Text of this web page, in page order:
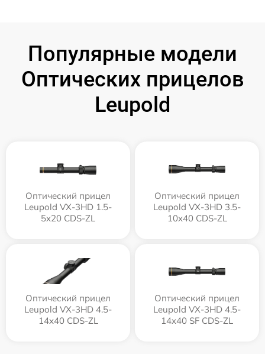
Популярные модели
Оптических прицелов
Leupold
Оптический прицел
Leupold VX-3HD 1.5-
5x20 CDS-ZL
Оптический прицел
Leupold VX-3HD 3.5-
10x40 CDS-ZL
Оптический прицел
Leupold VX-3HD 4.5-
14x40 CDS-ZL
Оптический прицел
Leupold VX-3HD 4.5-
14x40 SF CDS-ZL